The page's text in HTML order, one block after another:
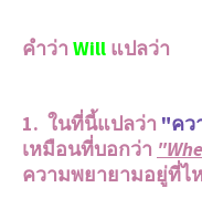
คำว่า Will แปลว่า
1. ในที่นี้แปลว่า "คว
เหมือนที่บอกว่า
ความพยายามอยู่ที่ไ